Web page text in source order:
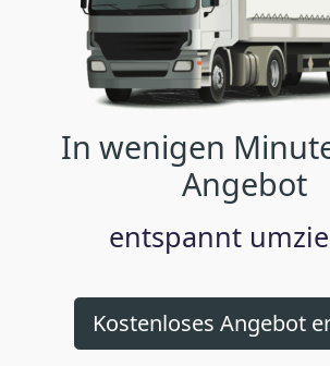
In wenigen
Angebot
entspannt
Kostenloses Angebot